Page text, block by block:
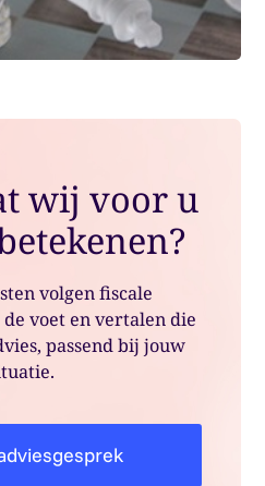
wij voor u
volgen fiscale
voet en vertalen die
passend bij jouw